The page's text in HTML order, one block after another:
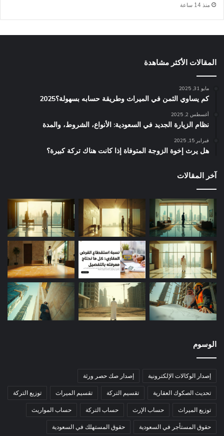
منذ 14 ساعة
المقالات الأكثر مشاهدة
مايو 31, 2025
كم يساوي الثمن في الميراث​ وطريقة حسابه بسهولة؟2025
أغسطس 2, 2025
نظام الزيارة الجديد في السعودية: الأنواع، الشروط، والمدة
فبراير 15, 2025
هل يرث إخوة الزوجة المتوفاة إذا كانت هناك تركة كبيرة؟
آخر المقالات
الوسوم
إصدار الوكالات الإلكترونية إصدار صك حصر ورثة
تحديث الصكوك العقارية تقسيم التركة تقسيم الميراث توزيع التركة
توزيع الميراث حساب الإرث حساب التركة حساب المواريث
حقوق المستأجر في السعودية حقوق المستهلك في السعودية